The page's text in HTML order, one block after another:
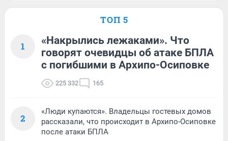
ТОП 5
1
«Накрылись лежаками». Что
говорят очевидцы об атаке БПЛА
с погибшими в Архипо-Осиповке
225 332 165
2
«Люди купаются». Владельцы гостевых домов
рассказали, что происходит в Архипо-Осиповке
после атаки БПЛА